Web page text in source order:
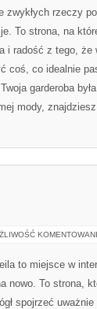
zwykłych rzeczy
To strona, na
i radość z tego, że
coś, co idealnie
garderoba
mody,
to miejsce w
nowo. To strona,
spojrzeć